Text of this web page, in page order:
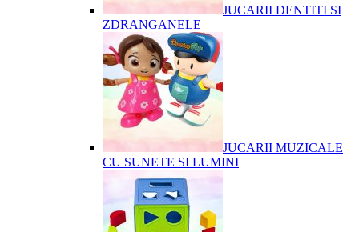
JUCARII DENTITI SI
ZDRANGANELE
JUCARII MUZICALE
CU SUNETE SI LUMINI